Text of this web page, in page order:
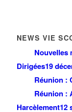
NEWS VIE
Nouvelles
Dirigées19
Réunion :
Réunion :
Harcèlement12